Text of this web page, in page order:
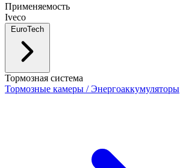
Применяемость
Iveco
Тормозная система
Тормозные камеры / Энергоаккумуляторы